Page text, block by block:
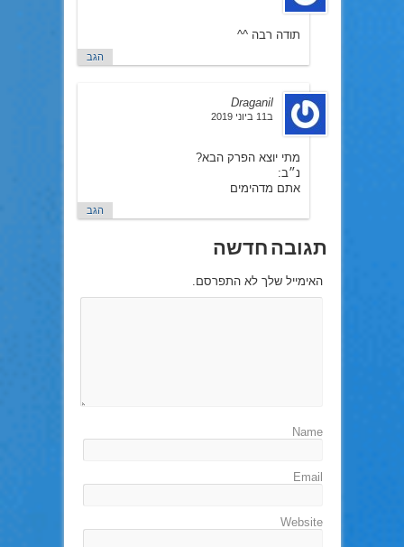
תודה רבה ^^
הגב
Draganil
ב11 ביוני 2019
מתי יוצא הפרק הבא?
נ״ב:
אתם מדהימים
הגב
תגובה חדשה
האימייל שלך לא התפרסם.
Name
Email
Website